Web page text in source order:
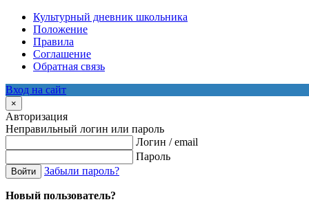
Культурный дневник школьника
Положение
Правила
Соглашение
Обратная связь
Вход на сайт
×
Авторизация
Неправильный логин или пароль
Логин / email
Пароль
Войти Забыли пароль?
Новый пользователь?